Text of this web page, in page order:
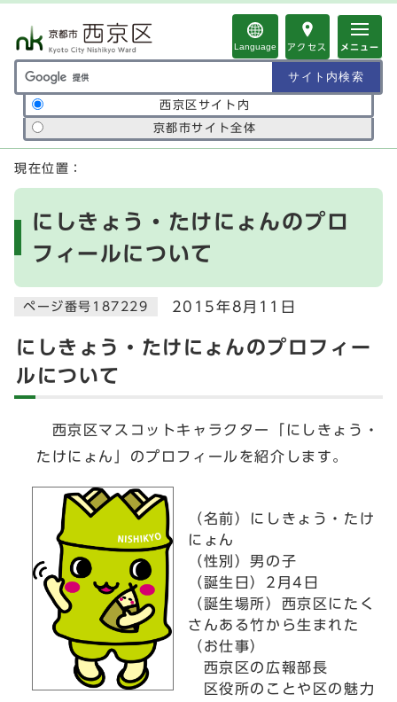
Language アクセス メニュー
サイト内検索の範囲
西京区サイト内
京都市サイト全体
ここから本文です
現在位置：
にしきょう・たけにょんのプロ
フィールについて
ページ番号187229 2015年8月11日
にしきょう・たけにょんのプロフィー
ルについて
西京区マスコットキャラクター「にしきょう・
たけにょん」のプロフィールを紹介します。
（名前）にしきょう・たけ
にょん
（性別）男の子
（誕生日）2月4日
（誕生場所）西京区にたく
さんある竹から生まれた
（お仕事）
西京区の広報部長
区役所のことや区の魅力